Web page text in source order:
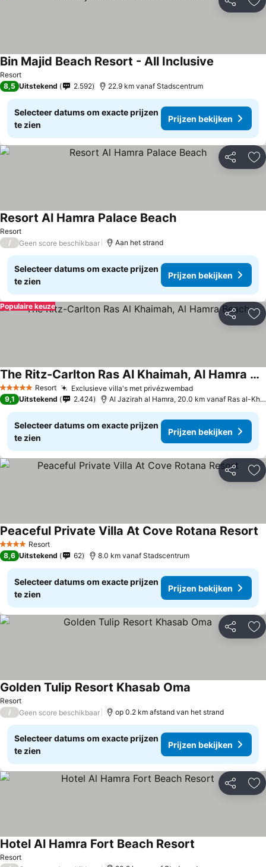
Delen
Resort
Bin Majid Beach Resort - All Inclusive
8,5 Uitstekend 2.592 22.9 km vanaf Stadscentrum
Selecteer datums om exacte prijzen
te zien
Prijzen bekijken
Delen
Resort
Resort Al Hamra Palace BeachPrijzen bekijken
/ Geen score beschikbaar Aan het strand
Selecteer datums om exacte prijzen
te zien
Prijzen bekijken
Delen
Populaire keuze
5 Sterren Resort Exclusieve villa's met privézwembadPrijzen bekijken
The Ritz-Carlton Ras Al Khaimah, Al Hamra Beach
Prijzen bekijken
9,1 Uitstekend 2.424 Al Jazirah al Hamra, 20.0 km vanaf Ras al-
Selecteer datums om exacte prijzen
te zien
Prijzen bekijken
Delen
4 SterrenResort
Peaceful Private Villa At Cove Rotana Resort
8,6 Uitstekend 62 8.0 km vanaf Stadscentrum
Selecteer datums om exacte prijzen
te zien
Prijzen bekijken
Delen
Resort
Golden Tulip Resort Khasab Oma
/ Geen score beschikbaar op 0.2 km afstand van het strand
Selecteer datums om exacte prijzen
te zien
Prijzen bekijken
Delen
Resort
Hotel Al Hamra Fort Beach Resort